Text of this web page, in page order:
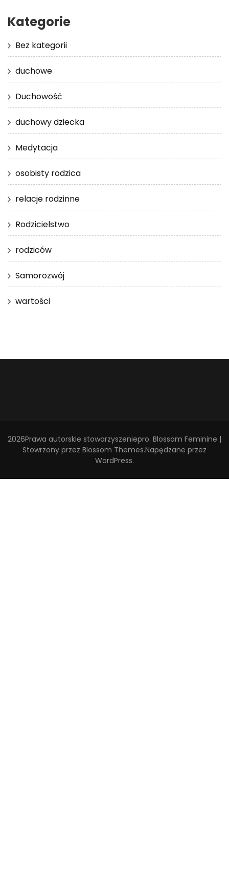
Kategorie
Bez kategorii
duchowe
Duchowość
duchowy dziecka
Medytacja
osobisty rodzica
relacje rodzinne
Rodzicielstwo
rodziców
Samorozwój
wartości
2026Prawa autorskie stowarzyszeniepro. Blossom Feminine |
Stowrzony przez Blossom Themes.Napędzane przez
WordPress.